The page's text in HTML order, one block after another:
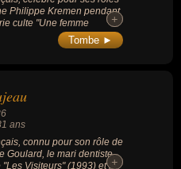
Philippe Kremen pendant
culte "Une femme
2008) aux côtés de
Dumaze dans le
+
+
Tombe ►
ans
connu pour son rôle de
Goulard, le mari dentiste,
Visiteurs" (1993) et le
+
+